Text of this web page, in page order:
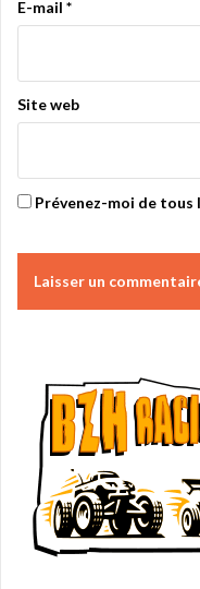
E-mail *
Site web
Prévenez-moi de tous